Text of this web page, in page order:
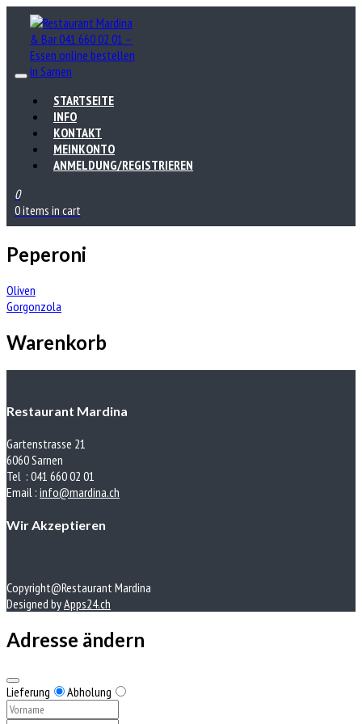
STARTSEITE
INFO
KONTAKT
MEINKONTO
ANMELDUNG/REGISTRIEREN
0
0 items in cart
Peperoni
Beitrags-
Navigation
Oliven
Gorgonzola
Warenkorb
Restaurant Mardina
Gartenstrasse 21
6060 Sarnen
Tel : 041 660 02 01
Email : info@mardina.ch
Wir Akzeptieren
Copyright@Restaurant Mardina
Designed byApps24.ch
Adresse ändern
Lieferung Abholung